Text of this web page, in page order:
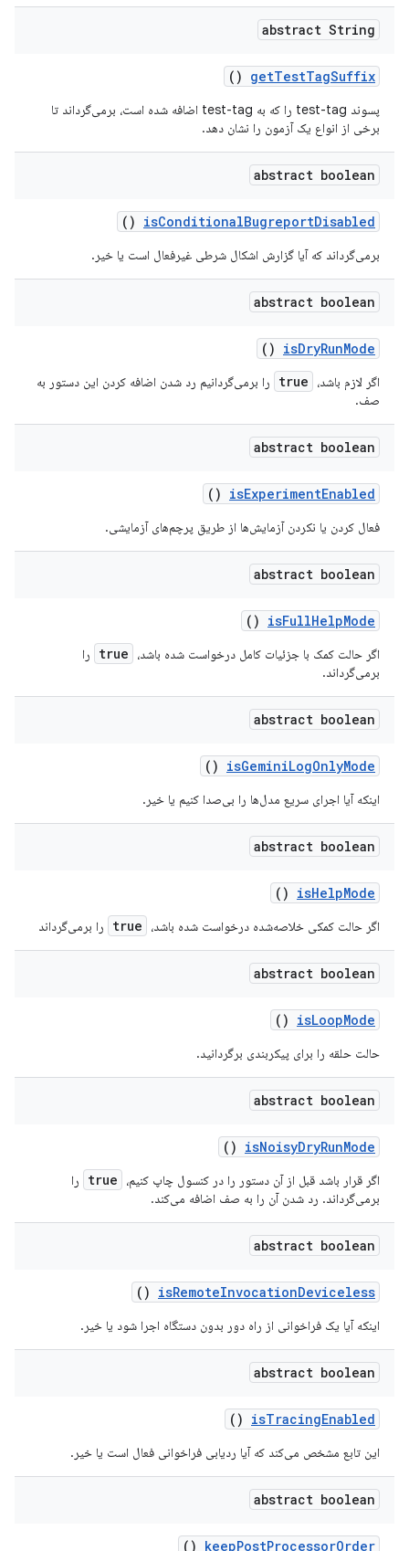
abstract String
getTestTagSuffix
()
پسوند test-tag را که به test-tag اضافه شده است، برمی‌گرداند تا
برخی از انواع یک آزمون را نشان دهد.
abstract boolean
isConditionalBugreportDisabled
()
برمی‌گرداند که آیا گزارش اشکال شرطی غیرفعال است یا خیر.
abstract boolean
isDryRunMode
()
اگر لازم باشد، true را برمی‌گردانیم رد شدن اضافه کردن این دستور به
صف.
abstract boolean
isExperimentEnabled
()
فعال کردن یا نکردن آزمایش‌ها از طریق پرچم‌های آزمایشی.
abstract boolean
isFullHelpMode
()
اگر حالت کمک با جزئیات کامل درخواست شده باشد، true
را
برمی‌گرداند.
abstract boolean
isGeminiLogOnlyMode
()
اینکه آیا اجرای سریع مدل‌ها را بی‌صدا کنیم یا خیر.
abstract boolean
isHelpMode
()
اگر حالت کمکی خلاصه‌شده درخواست شده باشد، true را برمی‌گرداند
abstract boolean
isLoopMode
()
حالت حلقه را برای پیکربندی برگردانید.
abstract boolean
isNoisyDryRunMode
()
اگر قرار باشد قبل از آن دستور را در کنسول چاپ کنیم، true
را
برمی‌گرداند. رد شدن آن را به صف اضافه می‌کند.
abstract boolean
isRemoteInvocationDeviceless
()
اینکه آیا یک فراخوانی از راه دور بدون دستگاه اجرا شود یا خیر.
abstract boolean
isTracingEnabled
()
این تابع مشخص می‌کند که آیا ردیابی فراخوانی فعال است یا خیر.
abstract boolean
keepPostProcessorOrder
()